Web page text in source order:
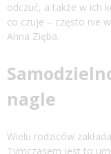
odczuć, a także w ich
co czuje – często nie
Anna Zięba.
nagle
Wielu rodziców
Tymczasem jest to